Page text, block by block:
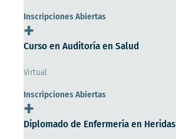
Inscripciones Abiertas
+
Curso en Auditoría en Salud
Virtual
Inscripciones Abiertas
+
Diplomado de Enfermería en